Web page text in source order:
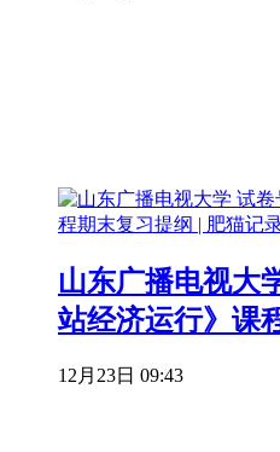
山东广播电视大
站经济运行》课
12月23日 09:43